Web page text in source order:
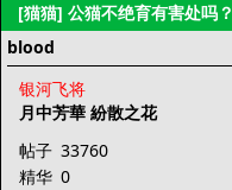
[猫猫] 公猫不绝育有害处吗？
blood
银河飞将
月中芳華 紛散之花
帖子 33760
精华 0